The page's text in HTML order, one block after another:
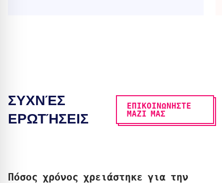
ΣΥΧΝΈΣ
ΕΡΩΤΉΣΕΙΣ
ΕΠΙΚΟΙΝΩΝΗΣΤΕ
ΜΑΖΙ ΜΑΣ
Πόσος χρόνος χρειάστηκε για την